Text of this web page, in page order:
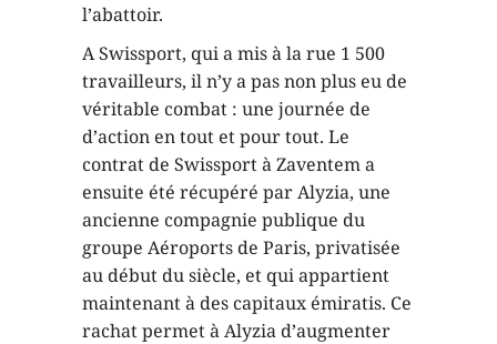
l’abattoir.
A Swissport, qui a mis à la rue 1 500
travailleurs, il n’y a pas non plus eu de
véritable combat : une journée de
d’action en tout et pour tout. Le
contrat de Swissport à Zaventem a
ensuite été récupéré par Alyzia, une
ancienne compagnie publique du
groupe Aéroports de Paris, privatisée
au début du siècle, et qui appartient
maintenant à des capitaux émiratis. Ce
rachat permet à Alyzia d’augmenter